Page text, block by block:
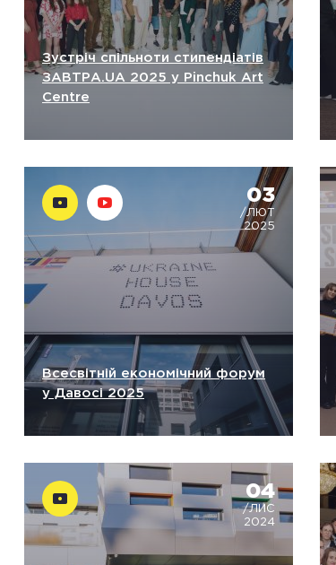
Зустріч спільноти стипендіатів
ЗАВТРА.UA 2025 у Pinchuk Art
Centre
03
/ЛЮТ
2025
Всесвітній економічний форум
у Давосі 2025
04
/ЛИС
2024